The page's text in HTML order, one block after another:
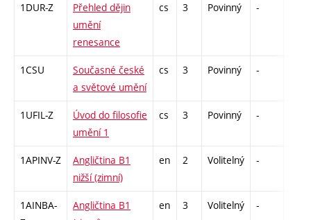
1DUR-Z
Přehled dějin
umění
renesance
cs 3 Povinný -
1CSU
Současné české
a světové umění
cs 3 Povinný -
1UFIL-Z
Úvod do filosofie
umění 1
cs 3 Povinný -
1APINV-Z
Angličtina B1
nižší (zimní)
en 2 Volitelný -
1AINBA-
Angličtina B1
en 3 Volitelný -